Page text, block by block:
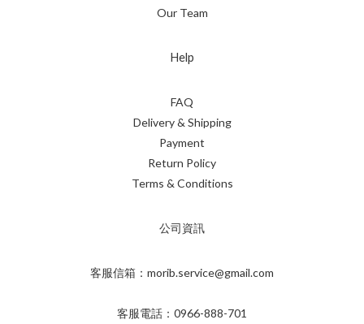
Our Team
Help
FAQ
Delivery & Shipping
Payment
Return Policy
Terms & Conditions
公司資訊
客服信箱：morib.service@gmail.com
客服電話：0966-888-701